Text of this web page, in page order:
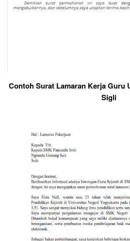
Contoh Surat Lamaran Kerja Guru
Sigli